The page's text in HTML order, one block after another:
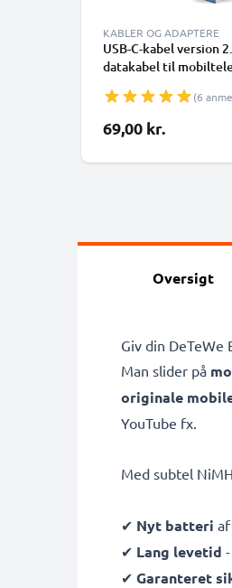
KABLER OG ADAPTERE
USB-C-kabel version
datakabel til
Google Pixel),
Panasonic Lumix,
mange flere - 1,0m
(6
69,00 kr.
Oversigt
Giv din
Man slider på
originale
YouTube fx.
Med subtel NiMH
✔ Nyt batteri
✔ Lang levetid
✔ Garanteret